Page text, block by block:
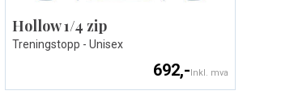
Hollow 1/4 zip
Treningstopp - Unisex
692,-Inkl. mva